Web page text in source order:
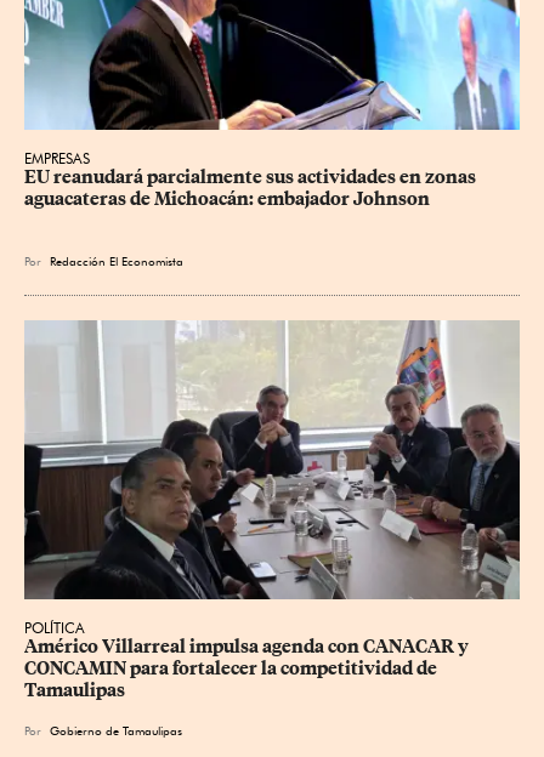
EMPRESAS
EU reanudará parcialmente sus actividades en zonas
aguacateras de Michoacán: embajador Johnson
Por Redacción El Economista
POLÍTICA
Américo Villarreal impulsa agenda con CANACAR y
CONCAMIN para fortalecer la competitividad de
Tamaulipas
Por Gobierno de Tamaulipas